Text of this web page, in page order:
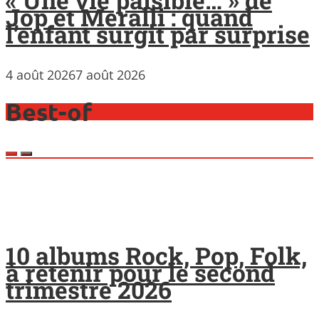
Jop et Meralli : quand
l’enfant surgit par surprise
4 août 20267 août 2026
Best-of
10 albums Rock, Pop, Folk,
à retenir pour le second
trimestre 2026